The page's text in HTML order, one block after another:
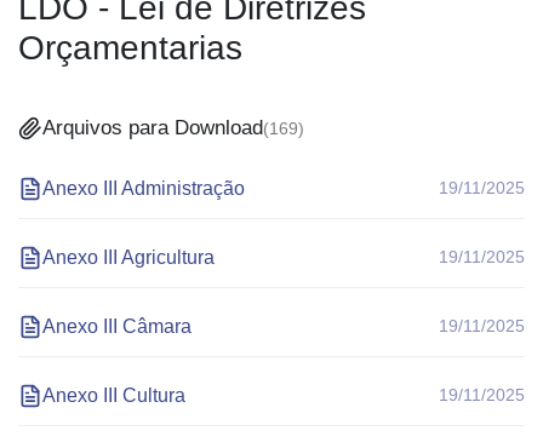
LDO - Lei de Diretrizes
Orçamentarias
Arquivos para Download(169)
Anexo III Administração 19/11/2025
Anexo III Agricultura 19/11/2025
Anexo III Câmara 19/11/2025
Anexo III Cultura 19/11/2025